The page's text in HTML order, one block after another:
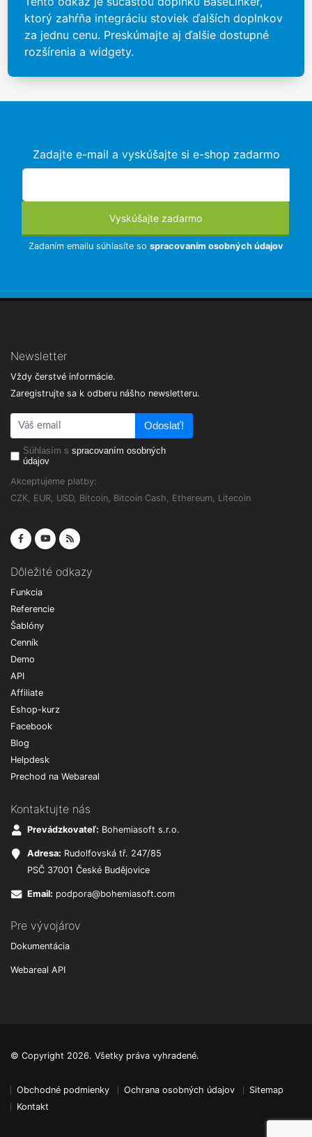
ktorý zahŕňa integráciu stoviek ďalších doplnkov
za jednu cenu. Preskúmajte aj ďalšie dostupné
rozšírenia a widgety.
Zadajte e-mail a vyskúšajte si e-shop zadarmo
Vyskúšajte zadarmo
Zadaním emailu súhlasíte so spracovaním osobných údajov
Newsletter
Vždy čerstvé informácie.
Zaregistrujte sa k odberu nášho newsletteru.
Odoslať!
Súhlasím s spracovaním osobných
údajov
Akceptujeme platby:
CZK, EUR, USD, Bitcoin, Bitcoin Cash, Ethereum, Litecoin
Dôležité odkazy
Funkcia
Referencie
Šablóny
Cenník
Demo
API
Affiliate
Eshop-kurz
Facebook
Blog
Helpdesk
Prechod na Webareal
Kontaktujte nás
Prevádzkovateľ: Bohemiasoft s.r.o.
Adresa: Rudolfovská tř. 247/85
PSČ 37001 České Budějovice
Email: podpora@bohemiasoft.com
Pre vývojárov
Dokumentácia
Webareal API
© Copyright 2026. Všetky práva vyhradené.
Obchodné podmienky Ochrana osobných údajov
Sitemap
Kontakt